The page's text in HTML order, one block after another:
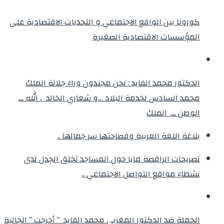
كورونا بين الواقع الاجتماعي و التحديات الاقتصادية على
المؤسسات الاقتصادية الصغيرة
الدكتور محمد الفايد : نحن مجندون وراء جلالة الملك
محمد السادس لخدمة البلاد …و شعاري الخالد ، الله ــ
الوطن ــ الملك
بلاغة اللغة العربية وفصاحتها سر جمالها ..
تصريحات الراقصة مايا حول المساجد تخلق الجدل لدى
نشطاء مواقع التواصل الاجتماعي ..
الحملة ضد الدكتور المغربي محمد الفايد ” أحرجت ” الجالية